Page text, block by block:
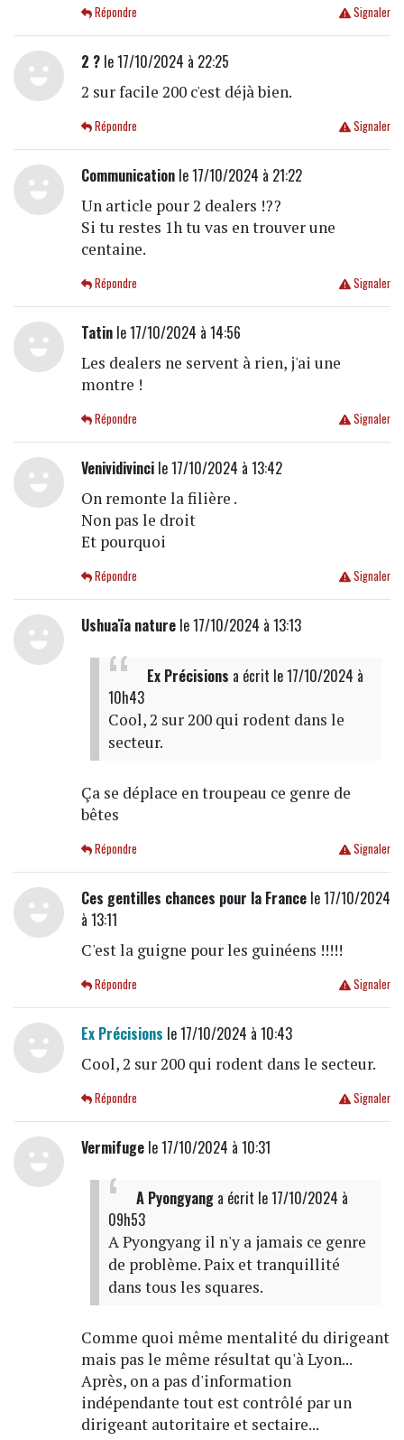
Signaler
Répondre
2 ?le 17/10/2024 à 22:25
2 sur facile 200 c'est déjà bien.
Signaler
Répondre
Communicationle 17/10/2024 à 21:22
Un article pour 2 dealers !??
Si tu restes 1h tu vas en trouver une
centaine.
Signaler
Répondre
Tatinle 17/10/2024 à 14:56
Les dealers ne servent à rien, j'ai une
montre !
Signaler
Répondre
Venividivincile 17/10/2024 à 13:42
On remonte la filière .
Non pas le droit
Et pourquoi
Signaler
Répondre
Ushuaïa naturele 17/10/2024 à 13:13
Ex Précisions a écrit le 17/10/2024 à
10h43
Cool, 2 sur 200 qui rodent dans le
secteur.
Ça se déplace en troupeau ce genre de
bêtes
Signaler
Répondre
Ces gentilles chances pour la Francele 17/10/2024
à 13:11
C'est la guigne pour les guinéens !!!!!
Signaler
Répondre
Ex Précisions le 17/10/2024 à 10:43
Cool, 2 sur 200 qui rodent dans le secteur.
Signaler
Répondre
Vermifugele 17/10/2024 à 10:31
A Pyongyanga écrit le 17/10/2024 à
09h53
A Pyongyang il n'y a jamais ce genre
de problème. Paix et tranquillité
dans tous les squares.
Comme quoi même mentalité du dirigeant
mais pas le même résultat qu'à Lyon...
Après, on a pas d'information
indépendante tout est contrôlé par un
dirigeant autoritaire et sectaire...